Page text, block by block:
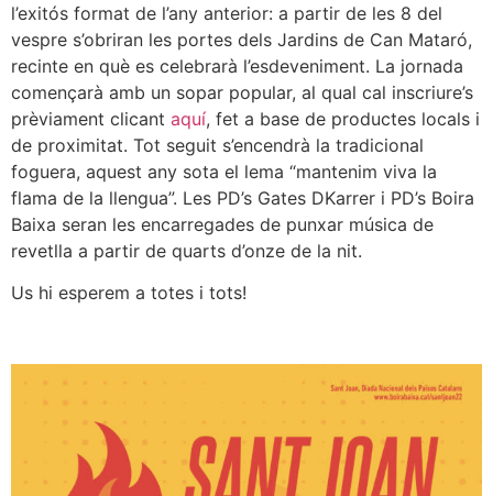
l’exitós format de l’any anterior: a partir de les 8 del
vespre s’obriran les portes dels Jardins de Can Mataró,
recinte en què es celebrarà l’esdeveniment. La jornada
començarà amb un sopar popular, al qual cal inscriure’s
prèviament clicant aquí, fet a base de productes locals i
de proximitat. Tot seguit s’encendrà la tradicional
foguera, aquest any sota el lema “mantenim viva la
flama de la llengua”. Les PD’s Gates DKarrer i PD’s Boira
Baixa seran les encarregades de punxar música de
revetlla a partir de quarts d’onze de la nit.
Us hi esperem a totes i tots!